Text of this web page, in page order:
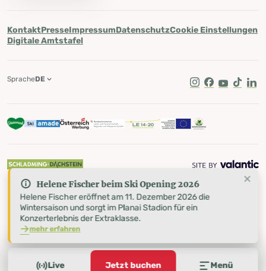
Live Jetzt buchen Menü
Helene Fischer beim Ski Opening 2026
Helene Fischer eröffnet am 11. Dezember 2026 die
Wintersaison und sorgt im Planai Stadion für ein
Konzerterlebnis der Extraklasse.
mehr erfahren
KontaktPresseImpressumDatenschutzCookie Einstellungen
Digitale Amtstafel
Instagram
Facebook
Youtube
Tik Tok
SpracheDE